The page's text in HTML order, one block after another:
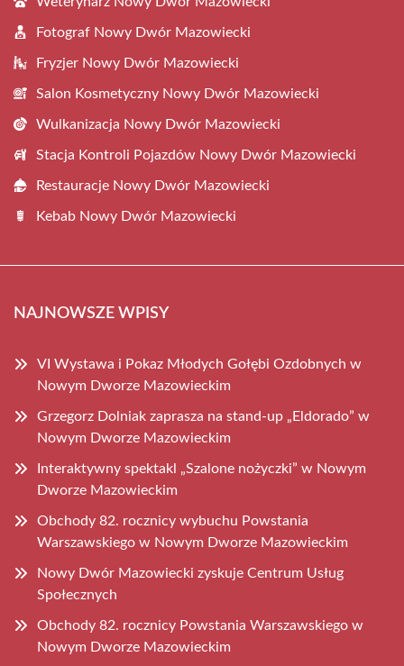
Fotograf Nowy Dwór Mazowiecki
Fryzjer Nowy Dwór Mazowiecki
Salon Kosmetyczny Nowy Dwór Mazowiecki
Wulkanizacja Nowy Dwór Mazowiecki
Stacja Kontroli Pojazdów Nowy Dwór Mazowiecki
Restauracje Nowy Dwór Mazowiecki
Kebab Nowy Dwór Mazowiecki
NAJNOWSZE WPISY
VI Wystawa i Pokaz Młodych Gołębi Ozdobnych w
Nowym Dworze Mazowieckim
Grzegorz Dolniak zaprasza na stand-up „Eldorado” w
Nowym Dworze Mazowieckim
Interaktywny spektakl „Szalone nożyczki” w Nowym
Dworze Mazowieckim
Obchody 82. rocznicy wybuchu Powstania
Warszawskiego w Nowym Dworze Mazowieckim
Nowy Dwór Mazowiecki zyskuje Centrum Usług
Społecznych
Obchody 82. rocznicy Powstania Warszawskiego w
Nowym Dworze Mazowieckim